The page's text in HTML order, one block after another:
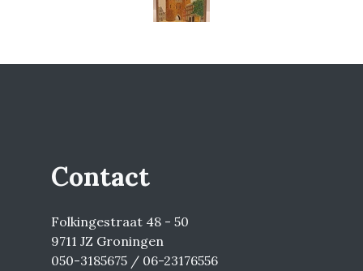
Contact
Folkingestraat 48 - 50
9711 JZ Groningen
050-3185675 / 06-23176556